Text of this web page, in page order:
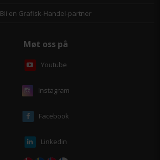
Bli en Grafisk-Handel-partner
Møt oss på
Youtube
Instagram
Facebook
Linkedin